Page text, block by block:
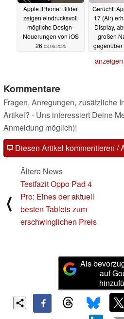
Apple iPhone: Bilder
zeigen eindrucksvoll
mögliche Design-
Neuerungen von iOS
26 03.06.2025
Gerücht:
17 (Air)
Display,
großen
anzeigen
Kommentare
Fragen, Anregungen, zusätzliche
Artikel? - Uns interessiert Deine
Anmeldung möglich)!
Diesen Artikel kommentieren /
⟨
Ältere News
Testfazit Oppo Pad 4
Pro: Eines der aktuell
besten Tablets zum
erschwinglichen Preis
Als
auf